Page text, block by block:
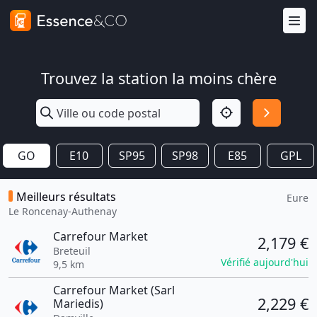
Trouvez la station la moins chère
GO E10 SP95 SP98 E85 GPL
Meilleurs résultats
Le Roncenay-Authenay
Eure
Carrefour Market
Breteuil
9,5 km
2,179 €
Vérifié aujourd'hui
Carrefour Market (Sarl
Mariedis)
2,229 €